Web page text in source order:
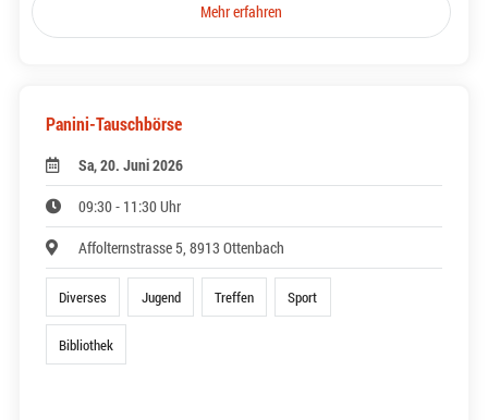
Mehr erfahren
Panini-Tauschbörse
Sa, 20. Juni 2026
09:30 - 11:30 Uhr
Affolternstrasse 5, 8913 Ottenbach
Diverses Jugend Treffen Sport
Bibliothek